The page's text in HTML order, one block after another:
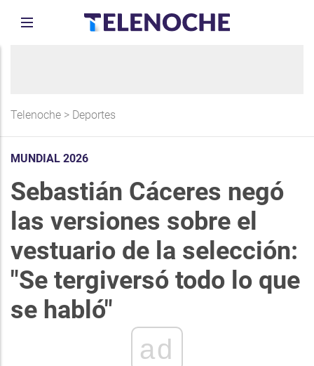
Telenoche > Deportes
MUNDIAL 2026
Sebastián Cáceres negó
las versiones sobre el
vestuario de la selección:
"Se tergiversó todo lo que
se habló"
ad